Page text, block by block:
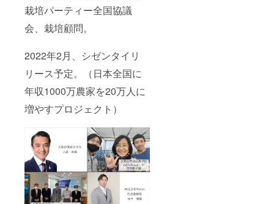
栽培パーティー全国協議
会、栽培顧問。
2022年2月、シゼンタイリ
リース予定。（日本全国に
年収1000万農家を20万人に
増やすプロジェクト）